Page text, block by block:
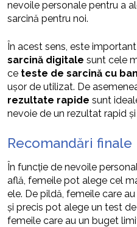
nevoile personale pentru a
sarcină pentru noi.
În acest sens, este
sarcină digitale sunt cele
ce teste de sarcină cu
ușor de utilizat. De
rezultate rapide sunt
nevoie de un rezultat rapid și
Recomandări finale
În funcție de nevoile
află, femeile pot alege cel
ele. De pildă, femeile care
și precis pot alege un test
femeile care au un buget